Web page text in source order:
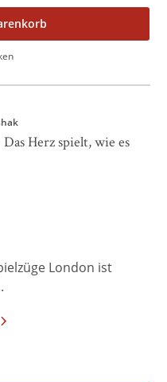
Herz spielt, wie es
London ist